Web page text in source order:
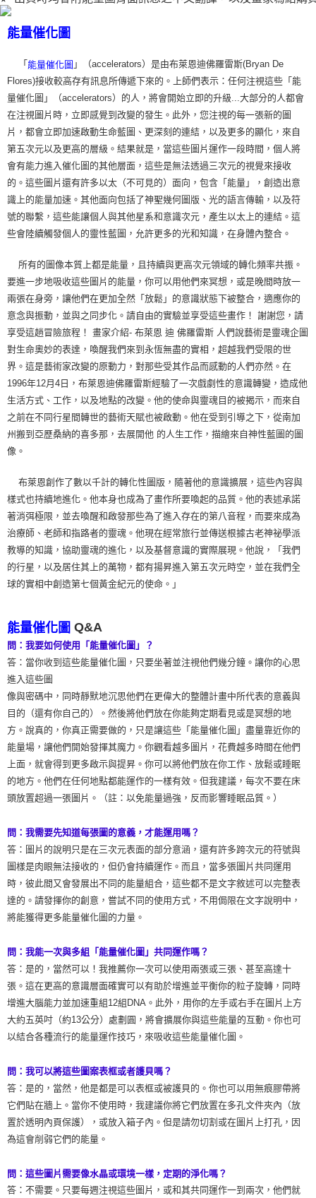
能量催化圖
「 能量催化圖 」（accelerators）是由布萊恩迪佛羅雷斯(Bryan De
Flores)接收較高存有訊息所傳遞下來的。上師們表示：任何注視這些「能
量催化圖」（accelerators）的人，將會開始立即的升級...大部分的人都會
在注視圖片時，立即感覺到改變的發生。此外，您注視的每一張新的圖
片，都會立即加速啟動生命藍圖、更深刻的連結，以及更多的顯化，來自
第五次元以及更高的層級。結果就是，當這些圖片運作一段時間，個人將
會有能力進入催化圖的其他層面，這些是無法透過三次元的視覺來接收
的。這些圖片還有許多以太（不可見的）面向，包含「能量」，創造出意
識上的能量加速。其他面向包括了神聖幾何圖版、光的語言傳輸，以及符
號的聯繫，這些能讓個人與其他星系和意識次元，產生以太上的連結。這
些會陸續觸發個人的靈性藍圖，允許更多的光和知識，在身體內整合。
所有的圖像本質上都是能量，且持續與更高次元領域的轉化頻率共振。
要進一步地吸收這些圖片的能量，你可以用他們來冥想，或是晚間時放一
兩張在身旁，讓他們在更加全然「放鬆」的意識狀態下被整合，適應你的
意念與振動，並與之同步化。請自由的實驗並享受這些畫作！ 謝謝您，請
享受這趟冒險旅程！ 畫家介紹- 布萊恩 迪 佛羅雷斯 人們說藝術是靈魂企圖
對生命奧妙的表達，喚醒我們來到永恆無盡的實相，超越我們受限的世
界。這是藝術家改變的原動力，對那些受其作品而感動的人們亦然。在
1996年12月4日，布萊恩迪佛羅雷斯經驗了一次戲劇性的意識轉變，造成他
生活方式、工作，以及地點的改變。他的使命與靈魂目的被揭示，而來自
之前在不同行星間轉世的藝術天賦也被啟動。他在受到引導之下，從南加
州搬到亞歷桑納的喜多那，去展開他 的人生工作，描繪來自神性藍圖的圖
像。
布萊恩創作了數以千計的轉化性圖版，隨著他的意識擴展，這些內容與
樣式也持續地進化。他本身也成為了畫作所要喚起的品質。他的表述承諾
著消弭極限，並去喚醒和啟發那些為了進入存在的第八音程，而要來成為
治療師、老師和指路者的靈魂。他現在經常旅行並傳送根據古老神祕學派
教導的知識，協助靈魂的進化，以及基督意識的實際展現。他說，「我們
的行星，以及居住其上的萬物，都有揚昇進入第五次元時空，並在我們全
球的實相中創造第七個黃金紀元的使命。」
能量催化圖 Q&A
問：我要如何使用「能量催化圖」？
答：當你收到這些能量催化圖，只要坐著並注視他們幾分鐘。讓你的心思
進入這些圖
像與密碼中，同時靜默地沉思他們在更偉大的整體計畫中所代表的意義與
目的（還有你自己的）。然後將他們放在你能夠定期看見或是冥想的地
方。說真的，你真正需要做的，只是讓這些「能量催化圖」盡量靠近你的
能量場，讓他們開始發揮其魔力。你觀看越多圖片，花費越多時間在他們
上面，就會得到更多啟示與提昇。你可以將他們放在你工作、放鬆或睡眠
的地方。他們在任何地點都能運作的一樣有效。但我建議，每次不要在床
頭放置超過一張圖片。（註：以免能量過強，反而影響睡眠品質。）
問：我需要先知道每張圖的意義，才能運用嗎？
答：圖片的說明只是在三次元表面的部分意涵，還有許多跨次元的符號與
圖樣是肉眼無法接收的，但仍會持續運作。而且，當多張圖片共同運用
時，彼此間又會發展出不同的能量組合，這些都不是文字敘述可以完整表
達的。請發揮你的創意，嘗試不同的使用方式，不用侷限在文字說明中，
將能獲得更多能量催化圖的力量。
問：我能一次與多組「能量催化圖」共同運作嗎？
答：是的，當然可以！我推薦你一次可以使用兩張或三張、甚至高達十
張。這在更高的意識層面確實可以有助於增進並平衡你的粒子旋轉，同時
增進大腦能力並加速重組12組DNA。此外，用你的左手或右手在圖片上方
大約五英吋（約13公分）處劃圓，將會擴展你與這些能量的互動。你也可
以結合各種流行的能量運作技巧，來吸收這些能量催化圖。
問：我可以將這些圖案表框或者護貝嗎？
答：是的，當然，他是都是可以表框或被護貝的。你也可以用無痕膠帶將
它們貼在牆上。當你不使用時，我建議你將它們放置在多孔文件夾內（放
置於透明內頁保護），或放入箱子內。但是請勿切割或在圖片上打孔，因
為這會削弱它們的能量。
問：這些圖片需要像水晶或環境一樣，定期的淨化嗎？
答：不需要。只要每週注視這些圖片，或和其共同運作一到兩次，他們就